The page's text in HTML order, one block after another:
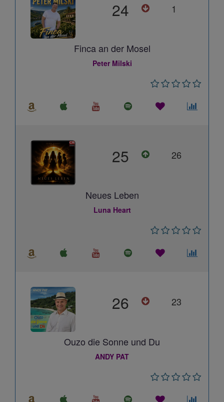
24 1
Finca an der Mosel
Peter Milski
25 26
Neues Leben
Luna Heart
26 23
Ouzo die Sonne und Du
ANDY PAT